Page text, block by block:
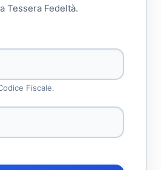
Tessera Fedeltà.
Fiscale.